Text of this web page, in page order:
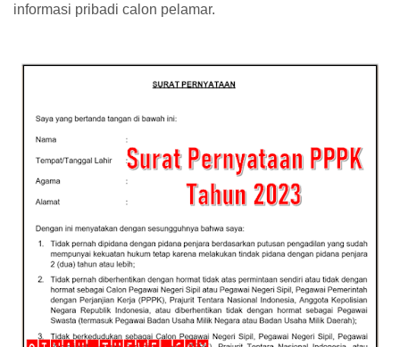
informasi pribadi calon pelamar.